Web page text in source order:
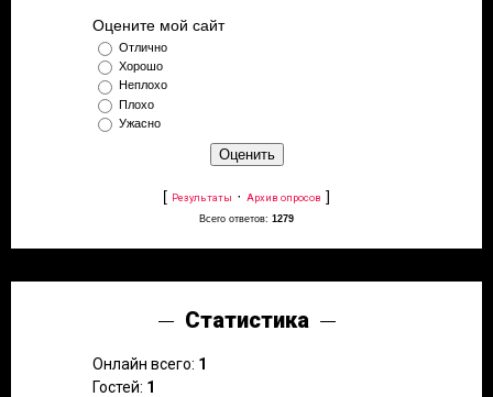
Оцените мой сайт
Отлично
Хорошо
Неплохо
Плохо
Ужасно
[ Результаты · Архив опросов ]
Всего ответов: 1279
Статистика
Онлайн всего: 1
Гостей: 1